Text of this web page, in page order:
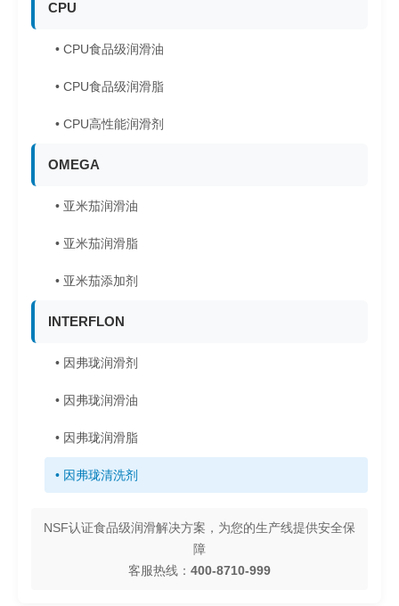
CPU
• CPU食品级润滑油
• CPU食品级润滑脂
• CPU高性能润滑剂
OMEGA
• 亚米茄润滑油
• 亚米茄润滑脂
• 亚米茄添加剂
INTERFLON
• 因弗珑润滑剂
• 因弗珑润滑油
• 因弗珑润滑脂
• 因弗珑清洗剂
NSF认证食品级润滑解决方案，为您的生产线提供安全保
障
客服热线： 400-8710-999